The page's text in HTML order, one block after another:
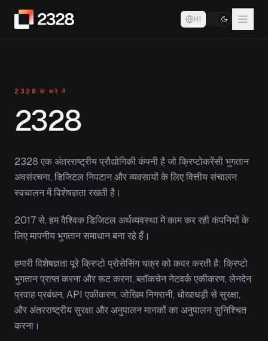
HI
2328 के बारे में
2328
2328 एक अंतरराष्ट्रीय प्रौद्योगिकी कंपनी है जो क्रिप्टोकरेंसी भुगतान
अवसंरचना, डिजिटल निपटान और व्यवसायों के लिए वित्तीय संचालन
स्वचालन में विशेषज्ञता रखती है।
2017 से, हम वैश्विक डिजिटल अर्थव्यवस्था में काम कर रही कंपनियों के
लिए मापनीय भुगतान समाधान बना रहे हैं।
हमारी विशेषज्ञता पूरे क्रिप्टो प्रोसेसिंग चक्र को कवर करती है: क्रिप्टो
भुगतान प्राप्त करना और रूट करना, ब्लॉकचेन नेटवर्क एकीकरण, लेनदेन
प्रवाह प्रबंधन, API एकीकरण, जोखिम निगरानी, धोखाधड़ी से सुरक्षा,
और अंतरराष्ट्रीय सुरक्षा और अनुपालन मानकों का अनुपालन सुनिश्चित
करना।